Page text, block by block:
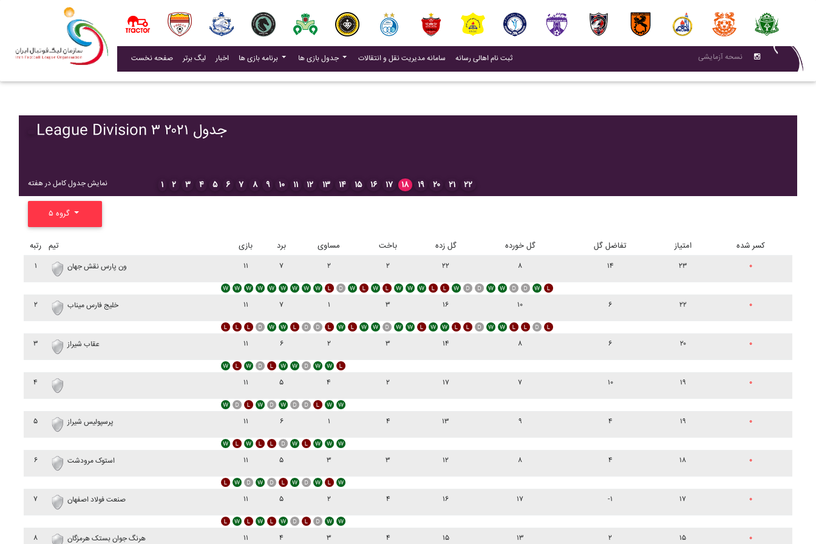
صفحه نخست لیگ برتر اخبار(current) برنامه بازی ها جدول بازی ها سامانه مدیریت نقل و انتقالات (current)
ثبت نام اهالی رسانه(current) نسحه آزمایشی
League Division ۳ ۲۰۲۱ جدول
نمایش جدول کامل در هفته ۱ ۲ ۳ ۴ ۵ ۶ ۷ ۸ ۹ ۱۰ ۱۱ ۱۲ ۱۳ ۱۴ ۱۵ ۱۶ ۱۷ ۱۸ ۱۹ ۲۰ ۲۱ ۲۲
رتبه تیم بازی برد مساوی باخت گل زده گل خورده تفاضل گل امتیاز کسر شده
۱ ون پارس نقش جهان ۱۱ ۷ ۲ ۲ ۲۲ ۸ ۱۴ ۲۳ ۰
۲ خليج فارس ميناب ۱۱ ۷ ۱ ۳ ۱۶ ۱۰ ۶ ۲۲ ۰
۳ عقاب شيراز ۱۱ ۶ ۲ ۳ ۱۴ ۸ ۶ ۲۰ ۰
۴ ۱۱ ۵ ۴ ۲ ۱۷ ۷ ۱۰ ۱۹ ۰
۵ پرسپوليس شيراز ۱۱ ۶ ۱ ۴ ۱۳ ۹ ۴ ۱۹ ۰
۶ استوک مرودشت ۱۱ ۵ ۳ ۳ ۱۲ ۸ ۴ ۱۸ ۰
۷ صنعت فولاد اصفهان ۱۱ ۵ ۲ ۴ ۱۶ ۱۷ -۱ ۱۷ ۰
۸ هرنگ جوان بستک هرمزگان ۱۱ ۴ ۳ ۴ ۱۵ ۱۳ ۲ ۱۵ ۰